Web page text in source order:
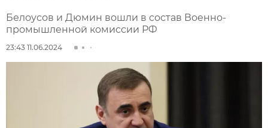
Белоусов и Дюмин вошли в состав Военно-
промышленной комиссии РФ
23:43 11.06.2024